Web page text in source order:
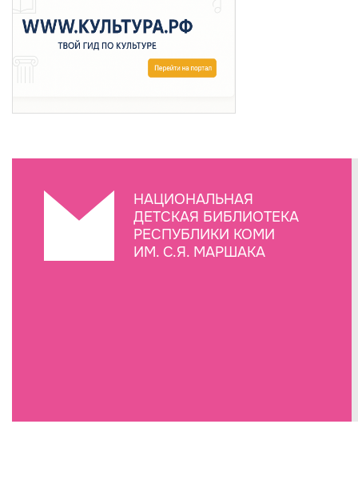
НАЦИОНАЛЬНАЯ
ДЕТСКАЯ БИБЛИОТЕКА
РЕСПУБЛИКИ КОМИ
ИМ. С.Я. МАРШАКА